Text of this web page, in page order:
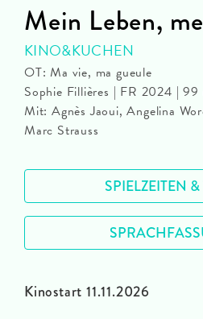
Kinostart 11.11.2026
Mein Leben,
KINO&KUCHEN
OT: Ma vie, ma gueule
Sophie Fillières | FR 2024 |
Mit: Agnès Jaoui, Angelina
Marc Strauss
SPIELZEITEN